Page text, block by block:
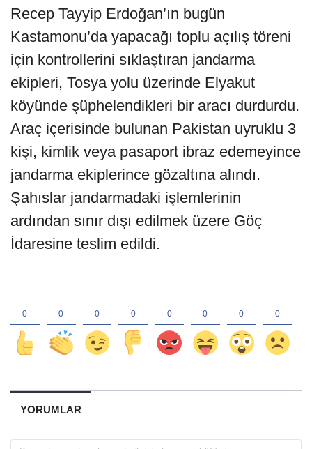
Recep Tayyip Erdoğan’ın bugün
Kastamonu’da yapacağı toplu açılış töreni
için kontrollerini sıklaştıran jandarma
ekipleri, Tosya yolu üzerinde Elyakut
köyünde şüphelendikleri bir aracı durdurdu.
Araç içerisinde bulunan Pakistan uyruklu 3
kişi, kimlik veya pasaport ibraz edemeyince
jandarma ekiplerince gözaltına alındı.
Şahıslar jandarmadaki işlemlerinin
ardından sınır dışı edilmek üzere Göç
İdaresine teslim edildi.
YORUMLAR